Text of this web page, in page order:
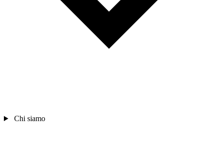
Chi siamo